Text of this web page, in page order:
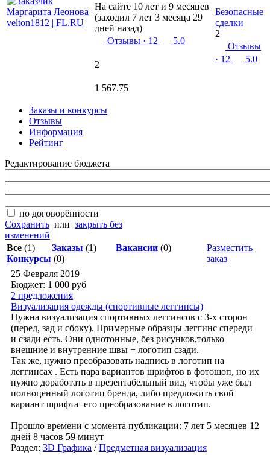
На сайте 10 лет и 9 месяцев
(заходил 7 лет 3 месяца 29
дней назад)
Отзывы · 12 5.0
2
1 567.75
Безопасные
сделки
2
Отзывы
· 12
5.0
Заказы и конкурсы
Отзывы
Информация
Рейтинг
Редактирование бюджета
по договорённости
Сохранить или закрыть без
изменений
Все (1) Заказы (1) Вакансии (0)
Конкурсы (0)
Разместить
заказ
25 Февраля 2019
Бюджет: 1 000 руб
2 предложения
Визуализация одежды (спортивные леггинсы)
Нужна визуализация спортивных леггинсов с 3-х сторон
(перед, зад и сбоку). Примерные образцы леггинс спереди
и сзади есть. Они однотонные, без рисунков,только
внешние и внутренние швы + логотип сзади.
Так же, нужно преобразовать надпись в логотип на
леггинсах . Есть пара вариантов шрифтов в фотошоп, но их
нужно доработать в презентабельный вид, чтобы уже был
полноценный логотип бренда, либо предложить свой
вариант шрифта+его преобразование в логотип.
Прошло времени с момента публикации: 7 лет 5 месяцев 12
дней 8 часов 59 минут
Раздел: 3D Графика /Предметная визуализация